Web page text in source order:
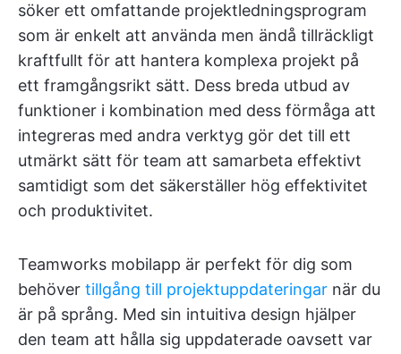
söker ett omfattande projektledningsprogram
som är enkelt att använda men ändå tillräckligt
kraftfullt för att hantera komplexa projekt på
ett framgångsrikt sätt. Dess breda utbud av
funktioner i kombination med dess förmåga att
integreras med andra verktyg gör det till ett
utmärkt sätt för team att samarbeta effektivt
samtidigt som det säkerställer hög effektivitet
och produktivitet.
Teamworks mobilapp är perfekt för dig som
behöver tillgång till projektuppdateringar när du
är på språng. Med sin intuitiva design hjälper
den team att hålla sig uppdaterade oavsett var